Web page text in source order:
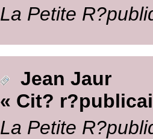
La Petite
Jean Jaur
« Cit?
La Petite